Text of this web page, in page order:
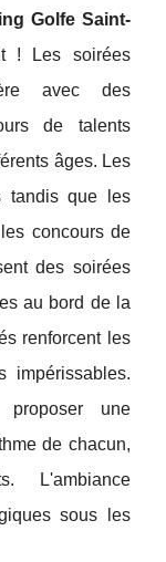
Golfe Saint-
! Les soirées
avec des
de talents
âges. Les
tandis que les
concours de
des soirées
au bord de la
renforcent les
impérissables.
proposer une
de chacun,
L'ambiance
sous les